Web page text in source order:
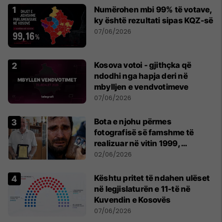
Numërohen mbi 99% të votave,
ky është rezultati sipas KQZ-së
07/06/2026
Kosova votoi - gjithçka që
ndodhi nga hapja deri në
mbylljen e vendvotimeve
07/06/2026
Bota e njohu përmes
fotografisë së famshme të
realizuar në vitin 1999,
pensionohet Xajë Mustafa
02/06/2026
Kështu pritet të ndahen ulëset
në legjislaturën e 11-të në
Kuvendin e Kosovës
07/06/2026